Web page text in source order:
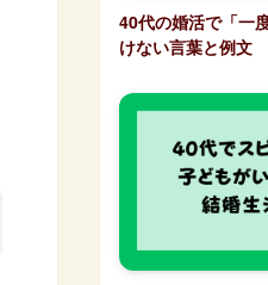
40代の婚活で「一
けない言葉と例文